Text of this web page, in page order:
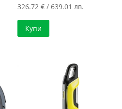
326.72€ / 639.01 лв.
Купи